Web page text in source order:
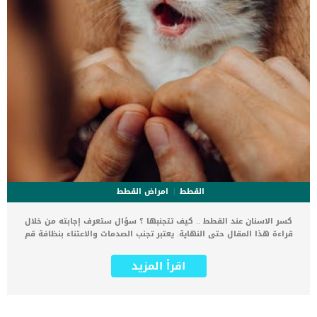
القطط
امراض القطط
كسر الاسنان عند القطط .. كيف تتجنبها ؟ سؤال ستعرف إجابته من خلال
قراءة هذا المقال حتى النهاية. يعتبر تجنب الصدمات والاعتناء بنظافة قم
سليمة. كسر الاسنان عند القطط لا يعتبر اصابة خطيرة ولا تهدد حياة
القطة بل احيانا ولا حتى تزعجه. لكن اصابة الاسنان اذا وصلت للأنسجة و
اقرأ المزيد